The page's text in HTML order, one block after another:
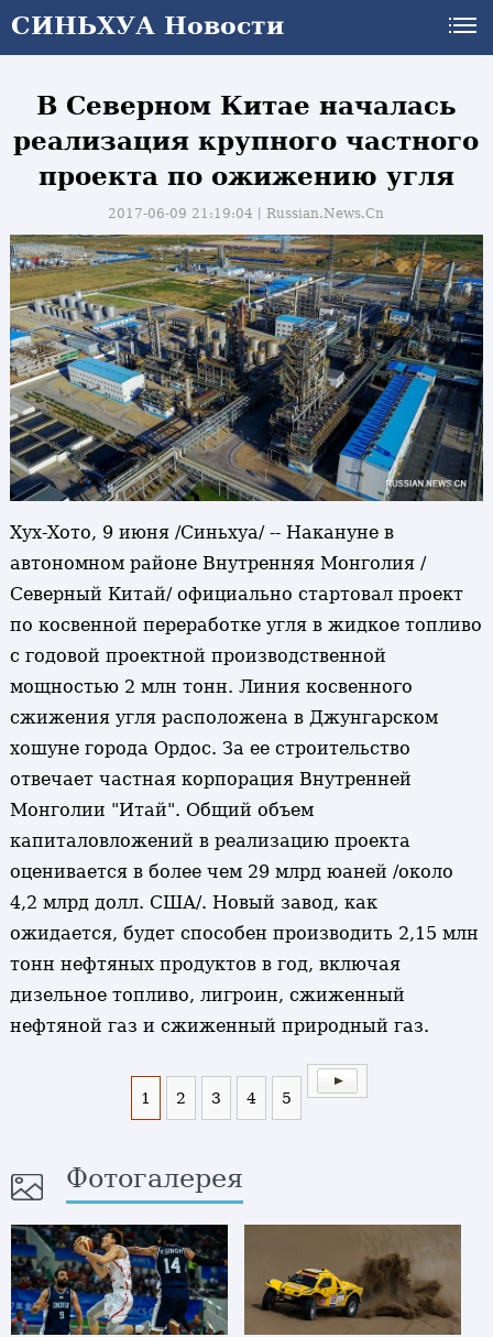
СИНЬХУА Новости
В Северном Китае началась
реализация крупного частного
проекта по ожижению угля
2017-06-09 21:19:04丨Russian.News.Cn
Хух-Хото, 9 июня /Синьхуа/ -- Накануне в
автономном районе Внутренняя Монголия /
Северный Китай/ официально стартовал проект
по косвенной переработке угля в жидкое топливо
с годовой проектной производственной
мощностью 2 млн тонн. Линия косвенного
сжижения угля расположена в Джунгарском
хошуне города Ордос. За ее строительство
отвечает частная корпорация Внутренней
Монголии "Итай". Общий объем
капиталовложений в реализацию проекта
оценивается в более чем 29 млрд юаней /около
4,2 млрд долл. США/. Новый завод, как
ожидается, будет способен производить 2,15 млн
тонн нефтяных продуктов в год, включая
дизельное топливо, лигроин, сжиженный
нефтяной газ и сжиженный природный газ.
1 2 3 4 5
Фотогалерея